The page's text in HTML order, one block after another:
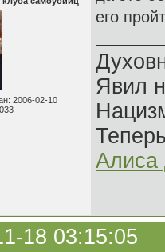
2006-02-10
его
Явил
Алиса
18 03:15:05